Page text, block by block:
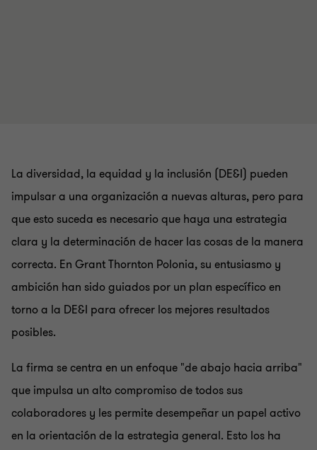
La diversidad, la equidad y la inclusión (DE&I) pueden
impulsar a una organización a nuevas alturas, pero para
que esto suceda es necesario que haya una estrategia
clara y la determinación de hacer las cosas de la manera
correcta. En Grant Thornton Polonia, su entusiasmo y
ambición han sido guiados por un plan específico en
torno a la DE&I para ofrecer los mejores resultados
posibles.
La firma se centra en un enfoque "de abajo hacia arriba"
que impulsa un alto compromiso de todos sus
colaboradores y les permite desempeñar un papel activo
en la orientación de la estrategia general. Esto los ha